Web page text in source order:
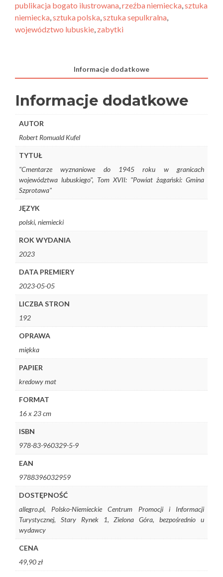
publikacja bogato ilustrowana,rzeźba niemiecka,sztuka
niemiecka,sztuka polska,sztuka sepulkralna,
województwo lubuskie, zabytki
Informacje dodatkowe
Informacje dodatkowe
AUTOR
Robert Romuald Kufel
TYTUŁ
"Cmentarze wyznaniowe do 1945 roku w granicach
województwa lubuskiego", Tom XVII: "Powiat żagański: Gmina
Szprotawa"
JĘZYK
polski, niemiecki
ROK WYDANIA
2023
DATA PREMIERY
2023-05-05
LICZBA STRON
192
OPRAWA
miękka
PAPIER
kredowy mat
FORMAT
16 x 23 cm
ISBN
978-83-960329-5-9
EAN
9788396032959
DOSTĘPNOŚĆ
allegro.pl, Polsko-Niemieckie Centrum Promocji i Informacji
Turystycznej, Stary Rynek 1, Zielona Góra, bezpośrednio u
wydawcy
CENA
49,90 zł